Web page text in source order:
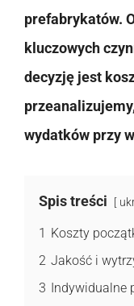
prefabrykatów.
kluczowych
decyzję jest
wydatków przy
Spis treści
1 Koszty
2 Jakość i
3 Indywidualne